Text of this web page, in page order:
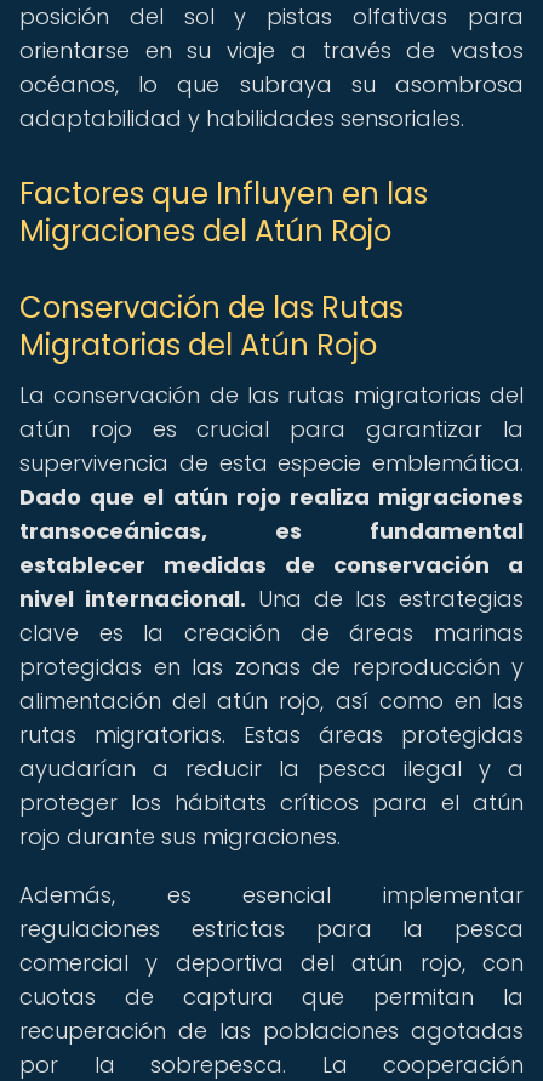
posición del sol y pistas olfativas para
orientarse en su viaje a través de vastos
océanos, lo que subraya su asombrosa
adaptabilidad y habilidades sensoriales.
Factores que Influyen en las
Migraciones del Atún Rojo
Conservación de las Rutas
Migratorias del Atún Rojo
La conservación de las rutas migratorias del
atún rojo es crucial para garantizar la
supervivencia de esta especie emblemática.
Dado que el atún rojo realiza migraciones
transoceánicas, es fundamental
establecer medidas de conservación a
nivel internacional. Una de las estrategias
clave es la creación de áreas marinas
protegidas en las zonas de reproducción y
alimentación del atún rojo, así como en las
rutas migratorias. Estas áreas protegidas
ayudarían a reducir la pesca ilegal y a
proteger los hábitats críticos para el atún
rojo durante sus migraciones.
Además, es esencial implementar
regulaciones estrictas para la pesca
comercial y deportiva del atún rojo, con
cuotas de captura que permitan la
recuperación de las poblaciones agotadas
por la sobrepesca. La cooperación